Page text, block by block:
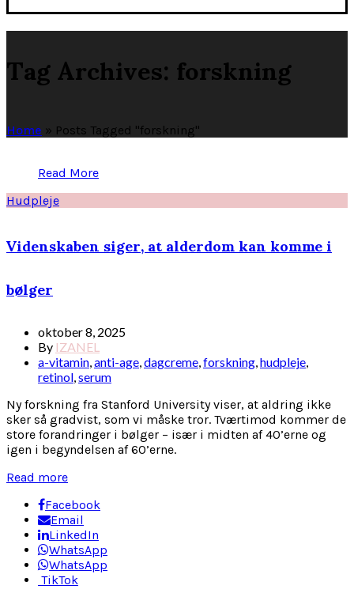
Tag Archives: forskning
Home » Posts Tagged "forskning"
Read More
Hudpleje
Videnskaben siger, at alderdom kan komme i
bølger
oktober 8, 2025
By IZANEL
a-vitamin,anti-age,dagcreme,forskning,hudpleje,
retinol,serum
Ny forskning fra Stanford University viser, at aldring ikke
sker så gradvist, som vi måske tror. Tværtimod kommer de
store forandringer i bølger – især i midten af 40’erne og
igen i begyndelsen af 60’erne.
Read more
Facebook
Email
LinkedIn
WhatsApp
WhatsApp
TikTok